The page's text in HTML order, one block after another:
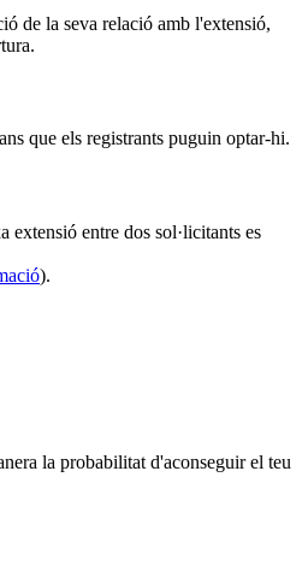
de la seva relació amb l'extensió,
que els registrants puguin optar-hi.
extensió entre dos sol·licitants es
).
la probabilitat d'aconseguir el teu